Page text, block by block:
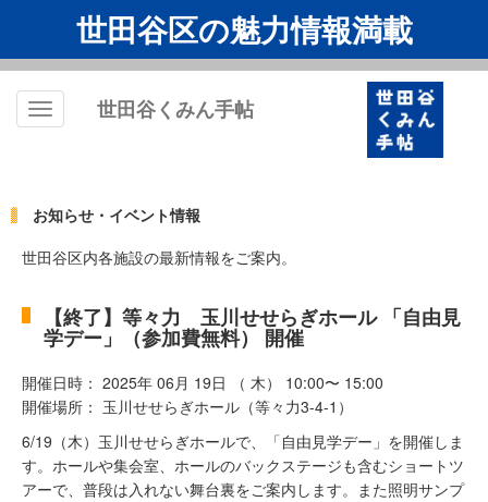
世田谷区の魅力情報満載
Toggle
世田谷くみん手帖
お知らせ・イベント情報
世田谷区内各施設の最新情報をご案内。
【終了】等々力 玉川せせらぎホール 「自由見
学デー」（参加費無料） 開催
開催日時： 2025年 06月 19日 （ 木） 10:00〜 15:00
開催場所： 玉川せせらぎホール（等々力3-4-1）
6/19（木）玉川せせらぎホールで、「自由見学デー」を開催しま
す。ホールや集会室、ホールのバックステージも含むショートツ
アーで、普段は入れない舞台裏をご案内します。また照明サンプ